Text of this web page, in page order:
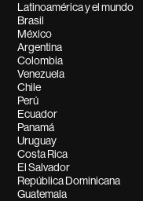
Latinoamérica y el mundo
Brasil
México
Argentina
Colombia
Venezuela
Chile
Perú
Ecuador
Panamá
Uruguay
Costa Rica
El Salvador
República Dominicana
Guatemala